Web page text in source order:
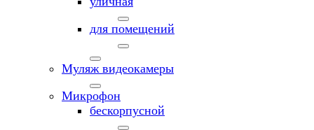
для помещений
Муляж видеокамеры
Микрофон
бескорпусной